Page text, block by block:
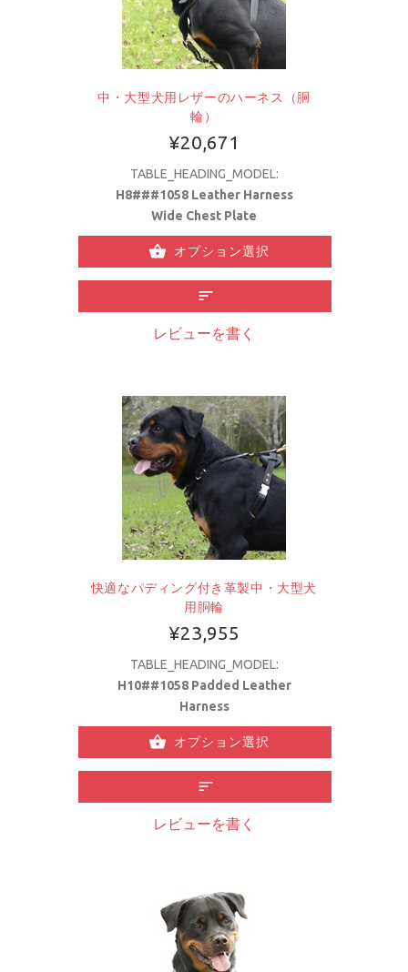
中・大型犬用レザーのハーネス（胴
輪）
¥20,671
TABLE_HEADING_MODEL:
H8###1058 Leather Harness
Wide Chest Plate
オプション選択
レビューを書く
快適なパディング付き革製中・大型犬
用胴輪
¥23,955
TABLE_HEADING_MODEL:
H10##1058 Padded Leather
Harness
オプション選択
レビューを書く